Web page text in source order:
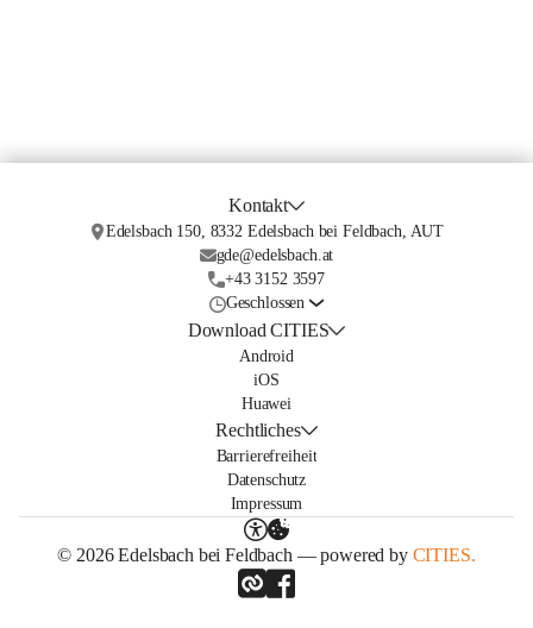
Kontakt
Edelsbach 150, 8332 Edelsbach bei Feldbach, AUT
gde@edelsbach.at
+43 3152 3597
Geschlossen
Download CITIES
Android
iOS
Huawei
Rechtliches
Barrierefreiheit
Datenschutz
Impressum
© 2026 Edelsbach bei Feldbach — powered by CITIES.